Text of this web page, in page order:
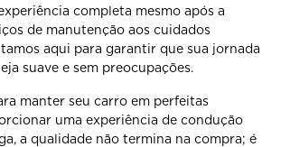
completa mesmo após a
de manutenção aos cuidados
aqui para garantir que sua jornada
suave e sem preocupações.
manter seu carro em perfeitas
uma experiência de condução
a qualidade não termina na compra; é